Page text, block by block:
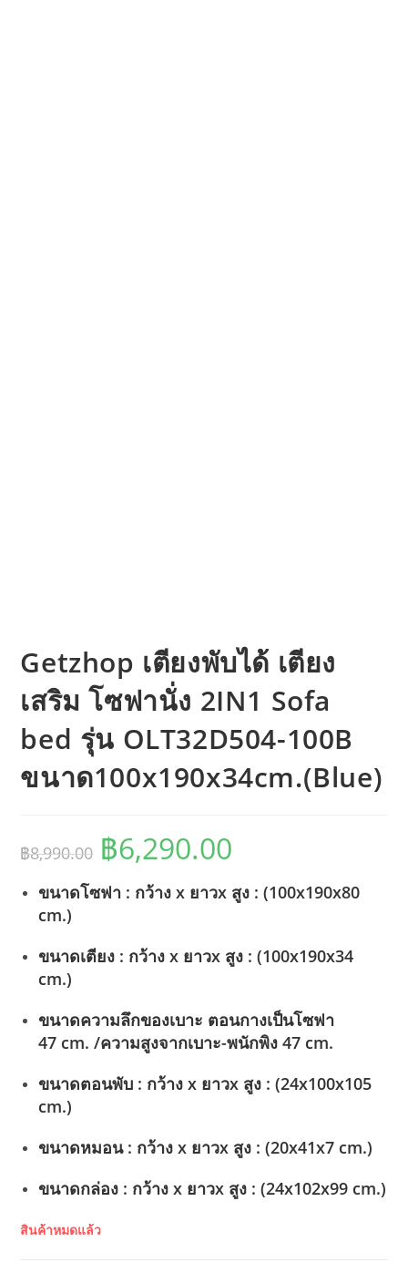
Getzhop เตียงพับได้ เตียง
เสริม โซฟานั่ง 2IN1 Sofa
bed รุ่น OLT32D504-100B
ขนาด100x190x34cm.(Blue)
฿8,990.00
Original
price
was:
฿6,290.00
ขนาดโซฟา : กว้าง x ยาวx สูง : (100x190x80
cm.)
ขนาดเตียง : กว้าง x ยาวx สูง : (100x190x34
cm.)
ขนาดความลึกของเบาะ ตอนกางเป็นโซฟา
47 cm. /ความสูงจากเบาะ-พนักพิง 47 cm.
ขนาดตอนพับ : กว้าง x ยาวx สูง : (24x100x105
cm.)
ขนาดหมอน : กว้าง x ยาวx สูง : (20x41x7 cm.)
ขนาดกล่อง : กว้าง x ยาวx สูง : (24x102x99 cm.)
สินค้าหมดแล้ว